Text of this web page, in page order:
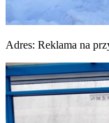
Adres: Reklama na